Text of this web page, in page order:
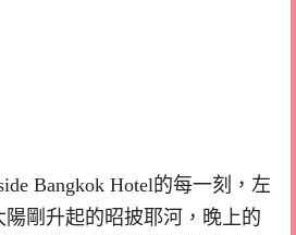
Bangkok Hotel的每一刻，左
陽剛升起的昭披耶河，晚上的